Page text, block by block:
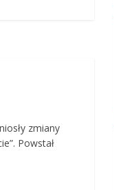
zmiany
Powstał